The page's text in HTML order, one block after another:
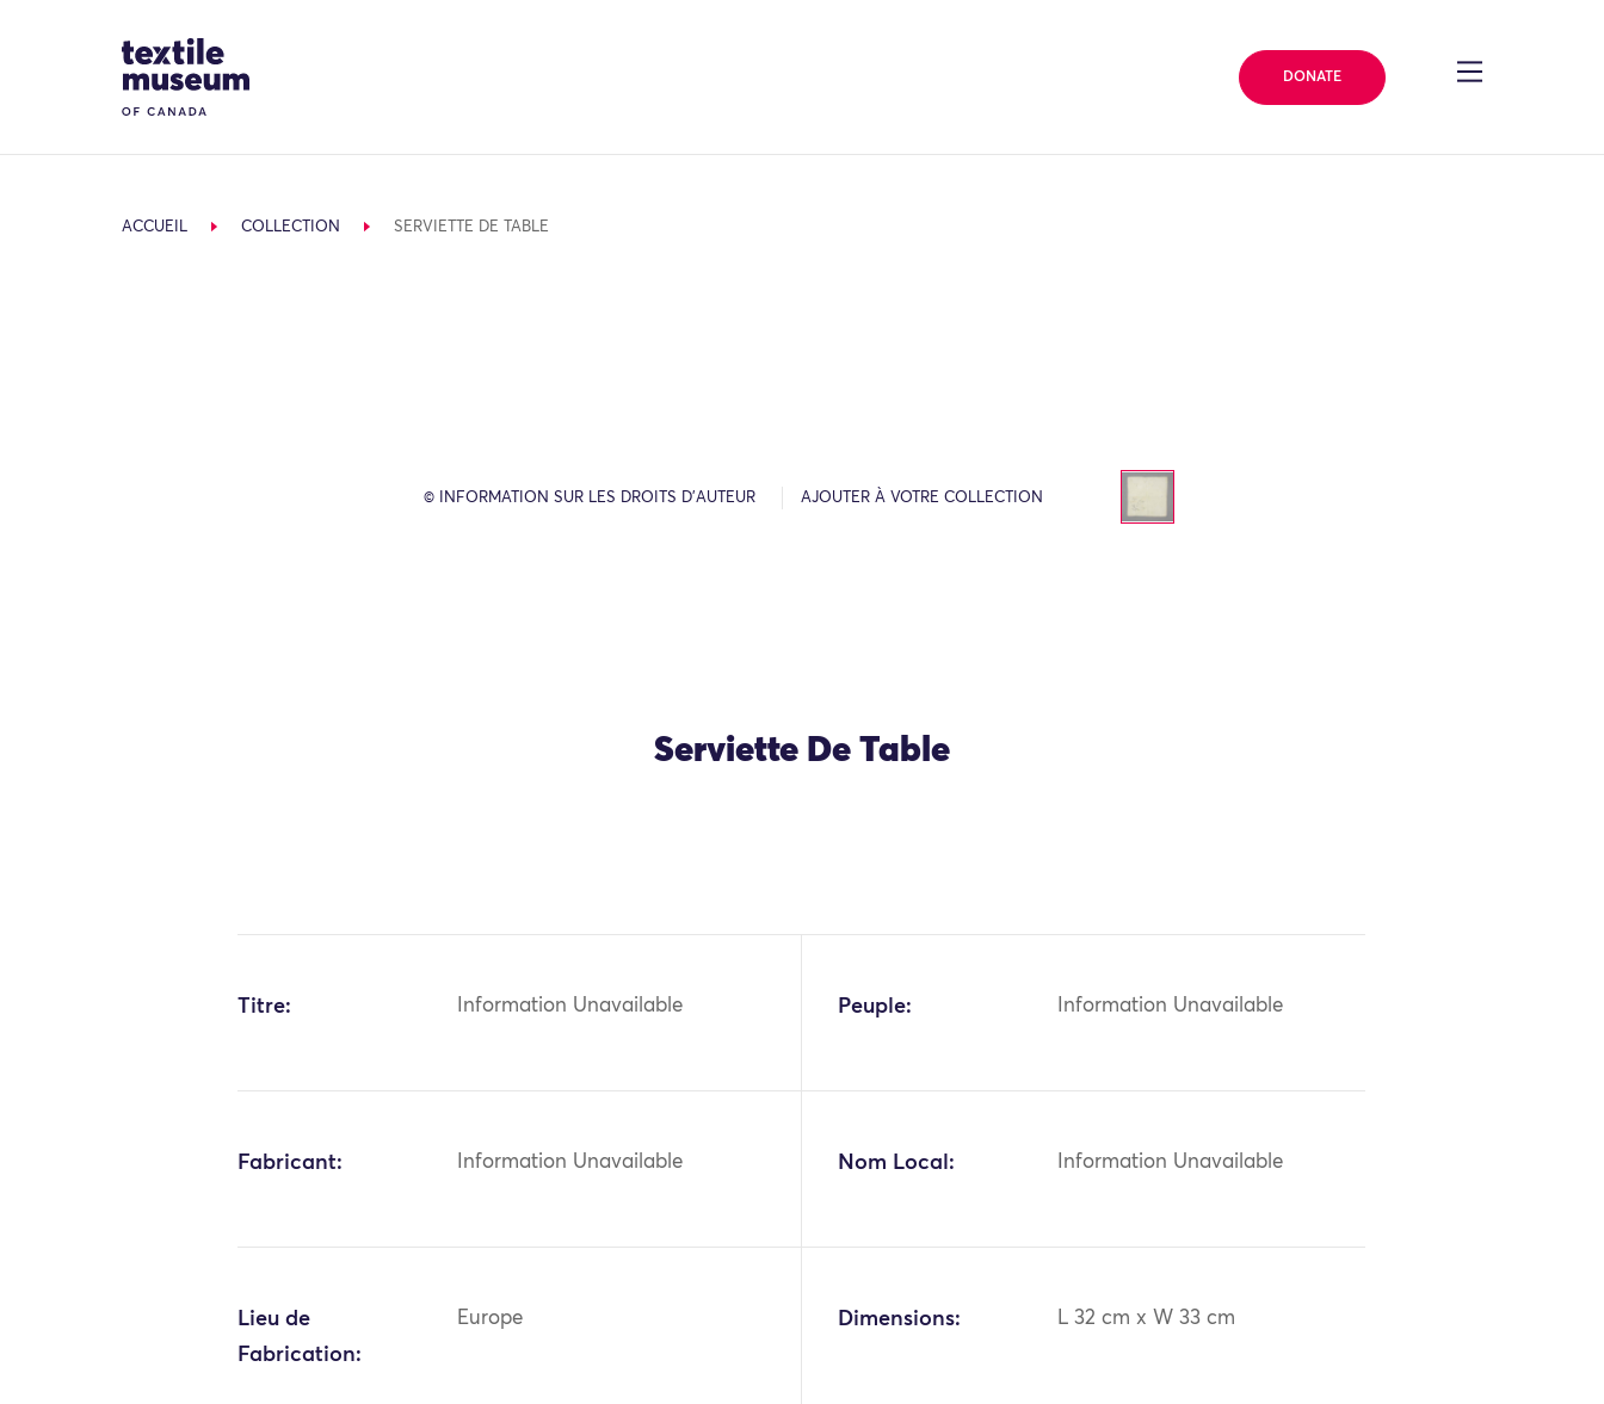
Site Logo
DONATE
ACCUEIL COLLECTION SERVIETTE DE TABLE
© INFORMATION SUR LES DROITS D’AUTEUR AJOUTER À VOTRE COLLECTION
Serviette De Table
Titre: Information Unavailable Peuple: Information Unavailable
Fabricant: Information Unavailable Nom Local: Information Unavailable
Lieu de
Fabrication:
Europe Dimensions: L 32 cm x W 33 cm